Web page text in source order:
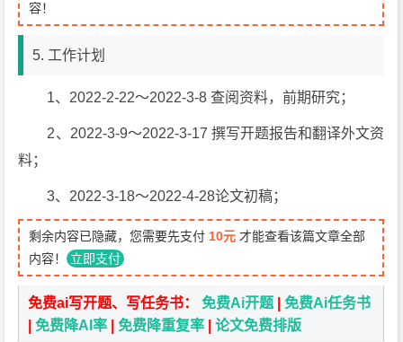
容！
5. 工作计划
1、2022-2-22～2022-3-8 查阅资料，前期研究；
2、2022-3-9～2022-3-17 撰写开题报告和翻译外文资
料；
3、2022-3-18～2022-4-28论文初稿；
剩余内容已隐藏，您需要先支付 10元 才能查看该篇文章全部
内容！ 立即支付
免费ai写开题、写任务书：免费Ai开题 |免费Ai任务书
|免费降AI率 |免费降重复率 |论文免费排版